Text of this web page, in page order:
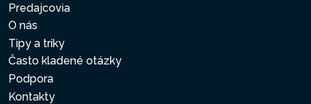
Predajcovia
O nás
Tipy a triky
Často kladené otázky
Podpora
Kontakty